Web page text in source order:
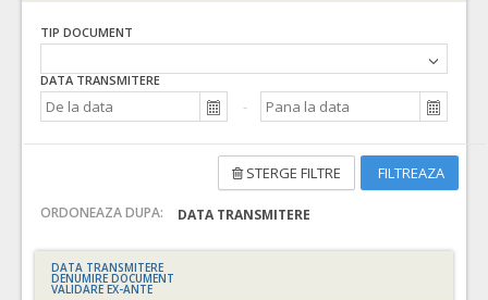
TIP DOCUMENT
DATA TRANSMITERE
FILTREAZA
STERGE FILTRE
ORDONEAZA DUPA: DATA TRANSMITERE
DATA TRANSMITERE
DENUMIRE DOCUMENT
VALIDARE EX-ANTE